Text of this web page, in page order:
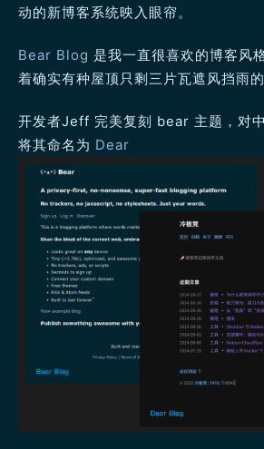
动的新博客系统映入眼帘。
Bear Blog 是我一直很喜欢的博客风
着确实有种屋顶只剩三片瓦遮风挡雨的
开发者Jeff 完美复刻 bear 主题，对
将其命名为 Dear